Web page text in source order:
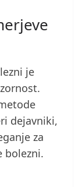
je
dejavniki,
za
bolezni.